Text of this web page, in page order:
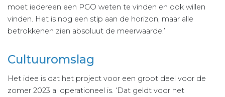
moet iedereen een PGO weten te vinden en ook willen
vinden. Het is nog een stip aan de horizon, maar alle
betrokkenen zien absoluut de meerwaarde.’
Cultuuromslag
Het idee is dat het project voor een groot deel voor de
zomer 2023 al operationeel is. ‘Dat geldt voor het